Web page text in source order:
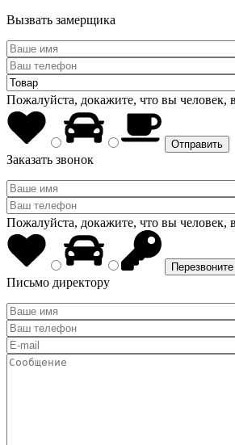
Вызвать замерщика
Пожалуйста, докажите, что вы человек,
Заказать звонок
Пожалуйста, докажите, что вы человек,
Письмо директору